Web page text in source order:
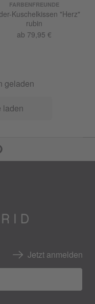
FARBENFREUNDE
Kuschelkissen "Herz"
rubin
ab 79,95 €
geladen
laden
Jetzt anmelden